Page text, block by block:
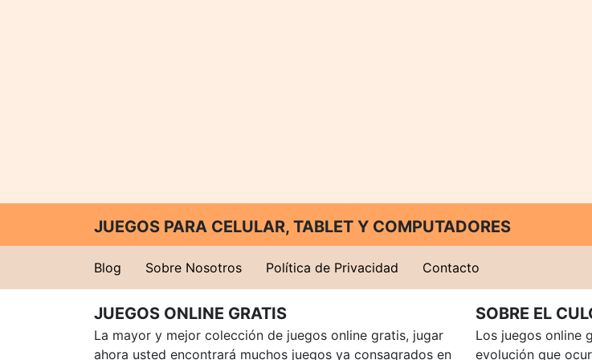
JUEGOS PARA CELULAR, TABLET Y COMPUTADORES
Blog Sobre Nosotros Política de Privacidad Contacto
JUEGOS ONLINE GRATIS
La mayor y mejor colección de juegos online gratis, jugar
ahora usted encontrará muchos juegos ya consagrados en
SOBRE EL
Los juegos online
evolución que